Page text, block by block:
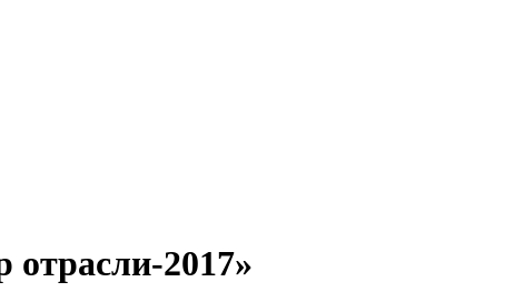
2017»